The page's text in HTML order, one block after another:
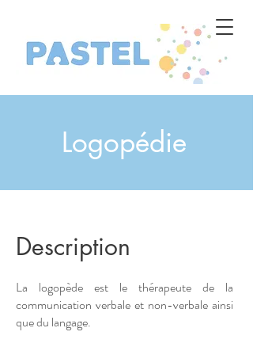
Logopédie
Description
La logopède est le thérapeute de la
communication verbale et non-verbale ainsi
que du langage.